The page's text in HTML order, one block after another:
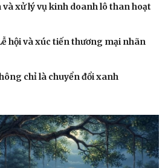
xử lý vụ kinh doanh lô than hoạt
hội và xúc tiến thương mại nhãn
chỉ là chuyển đổi xanh